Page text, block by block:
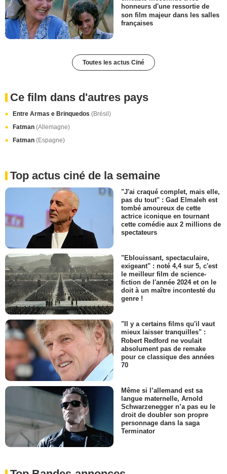
honneurs d'une ressortie de
son film majeur dans les salles
françaises
Toutes les actus Ciné
Ce film dans d'autres pays
Entre Armas e Brinquedos (Brésil)
Fatman (Allemagne)
Fatman (Espagne)
Top actus ciné de la semaine
"J'ai craqué complet, mais elle,
pas du tout" : Gad Elmaleh est
tombé amoureux de cette
actrice iconique en tournant
cette comédie aux 2 millions de
spectateurs
"Eblouissant, spectaculaire,
exigeant" : noté 4,4 sur 5, c'est
le meilleur film de science-
fiction de l'année 2024 et on le
doit à un maître incontesté du
genre !
"Il y a certains films qu'il vaut
mieux laisser tranquilles" :
Robert Redford ne voulait
absolument pas de remake
pour ce classique des années
70
Même si l’allemand est sa
langue maternelle, Arnold
Schwarzenegger n’a pas eu le
droit de doubler son propre
personnage dans la saga
Terminator